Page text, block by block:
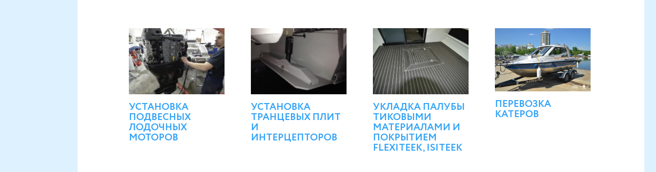
УСТАНОВКА
ПОДВЕСНЫХ
ЛОДОЧНЫХ
МОТОРОВ
УСТАНОВКА
ТРАНЦЕВЫХ ПЛИТ
И
ИНТЕРЦЕПТОРОВ
УКЛАДКА ПАЛУБЫ
ТИКОВЫМИ
МАТЕРИАЛАМИ И
ПОКРЫТИЕМ
FLEXITEEK, ISITEEK
ПЕРЕВОЗКА
КАТЕРОВ